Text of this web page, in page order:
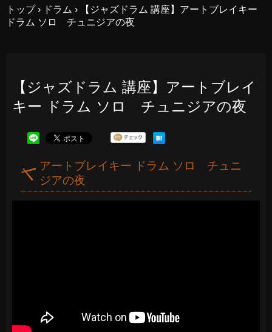
トップ › ドラム ›
【ジャズドラム 講座】アートブレイキー
ドラム ソロ チュニジアの夜
【ジャズドラム 講座】アートブレイ
キー ドラム ソロ チュニジアの夜
アートブレイキー ドラム ソロ チュニ
ジアの夜